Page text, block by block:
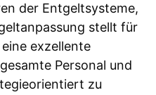
der Entgeltsysteme,
stellt für
exzellente
Personal und
zu